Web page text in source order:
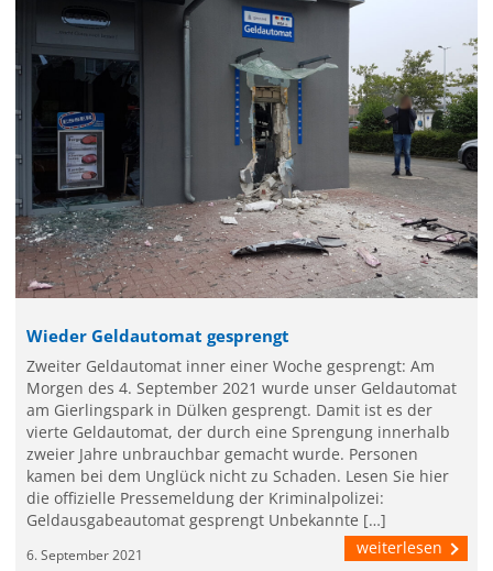
Wieder Geldautomat gesprengt
Zweiter Geldautomat inner einer Woche gesprengt: Am
Morgen des 4. September 2021 wurde unser Geldautomat
am Gierlingspark in Dülken gesprengt. Damit ist es der
vierte Geldautomat, der durch eine Sprengung innerhalb
zweier Jahre unbrauchbar gemacht wurde. Personen
kamen bei dem Unglück nicht zu Schaden. Lesen Sie hier
die offizielle Pressemeldung der Kriminalpolizei:
Geldausgabeautomat gesprengt Unbekannte […]
6. September 2021 weiterlesen